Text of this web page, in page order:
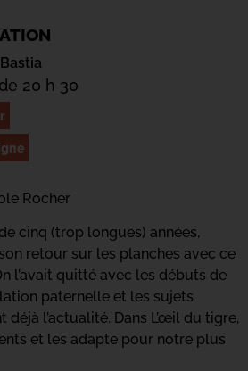
20 h 30
Rocher
cinq (trop longues) années,
retour sur les planches avec ce
l’avait quitté avec les débuts de
paternelle et les sujets
déjà l’actualité. Dans L’œil du tigre,
et les adapte pour notre plus